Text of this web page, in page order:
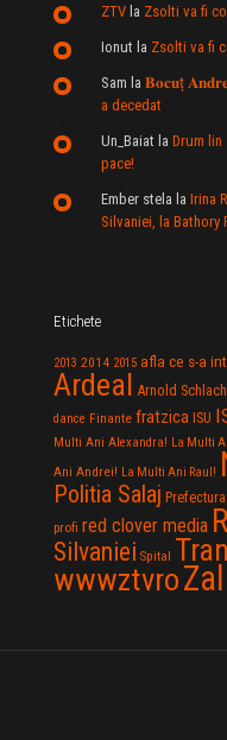
ZTV la Zsolti va fi
Ionut la Zsolti va fi
Sam la 𝐁𝐨𝐜𝐮ț
a decedat
Un_Baiat la Drum lin
pace!
Ember stela la Irina
Silvaniei, la Bathory
Etichete
2013 2014 2015 afla ce s-a
Ardeal Arnold
dance Finante fratzica ISU
Multi Ani Alexandra! La Multi
Ani Andrei! La Multi Ani Raul!
Politia Salaj Prefectura
profi red clover media
Silvaniei Spital
wwwztvro